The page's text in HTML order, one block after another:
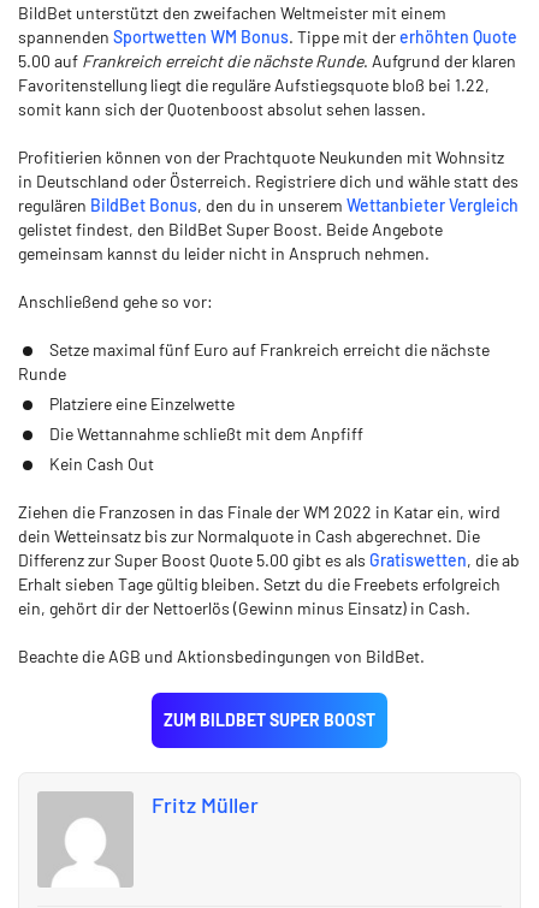
BildBet unterstützt den zweifachen Weltmeister mit einem
spannenden Sportwetten WM Bonus. Tippe mit dererhöhten Quote
5.00 auf Frankreich erreicht die nächste Runde. Aufgrund der klaren
Favoritenstellung liegt die reguläre Aufstiegsquote bloß bei 1.22,
somit kann sich der Quotenboost absolut sehen lassen.
Profitierien können von der Prachtquote Neukunden mit Wohnsitz
in Deutschland oder Österreich. Registriere dich und wähle statt des
regulären BildBet Bonus, den du in unserem Wettanbieter Vergleich
gelistet findest, den BildBet Super Boost. Beide Angebote
gemeinsam kannst du leider nicht in Anspruch nehmen.
Anschließend gehe so vor:
Setze maximal fünf Euro auf Frankreich erreicht die nächste
Runde
Platziere eine Einzelwette
Die Wettannahme schließt mit dem Anpfiff
Kein Cash Out
Ziehen die Franzosen in das Finale der WM 2022 in Katar ein, wird
dein Wetteinsatz bis zur Normalquote in Cash abgerechnet. Die
Differenz zur Super Boost Quote 5.00 gibt es als Gratiswetten, die ab
Erhalt sieben Tage gültig bleiben. Setzt du die Freebets erfolgreich
ein, gehört dir der Nettoerlös (Gewinn minus Einsatz) in Cash.
Beachte die AGB und Aktionsbedingungen von BildBet.
ZUM BILDBET SUPER BOOST
Fritz Müller